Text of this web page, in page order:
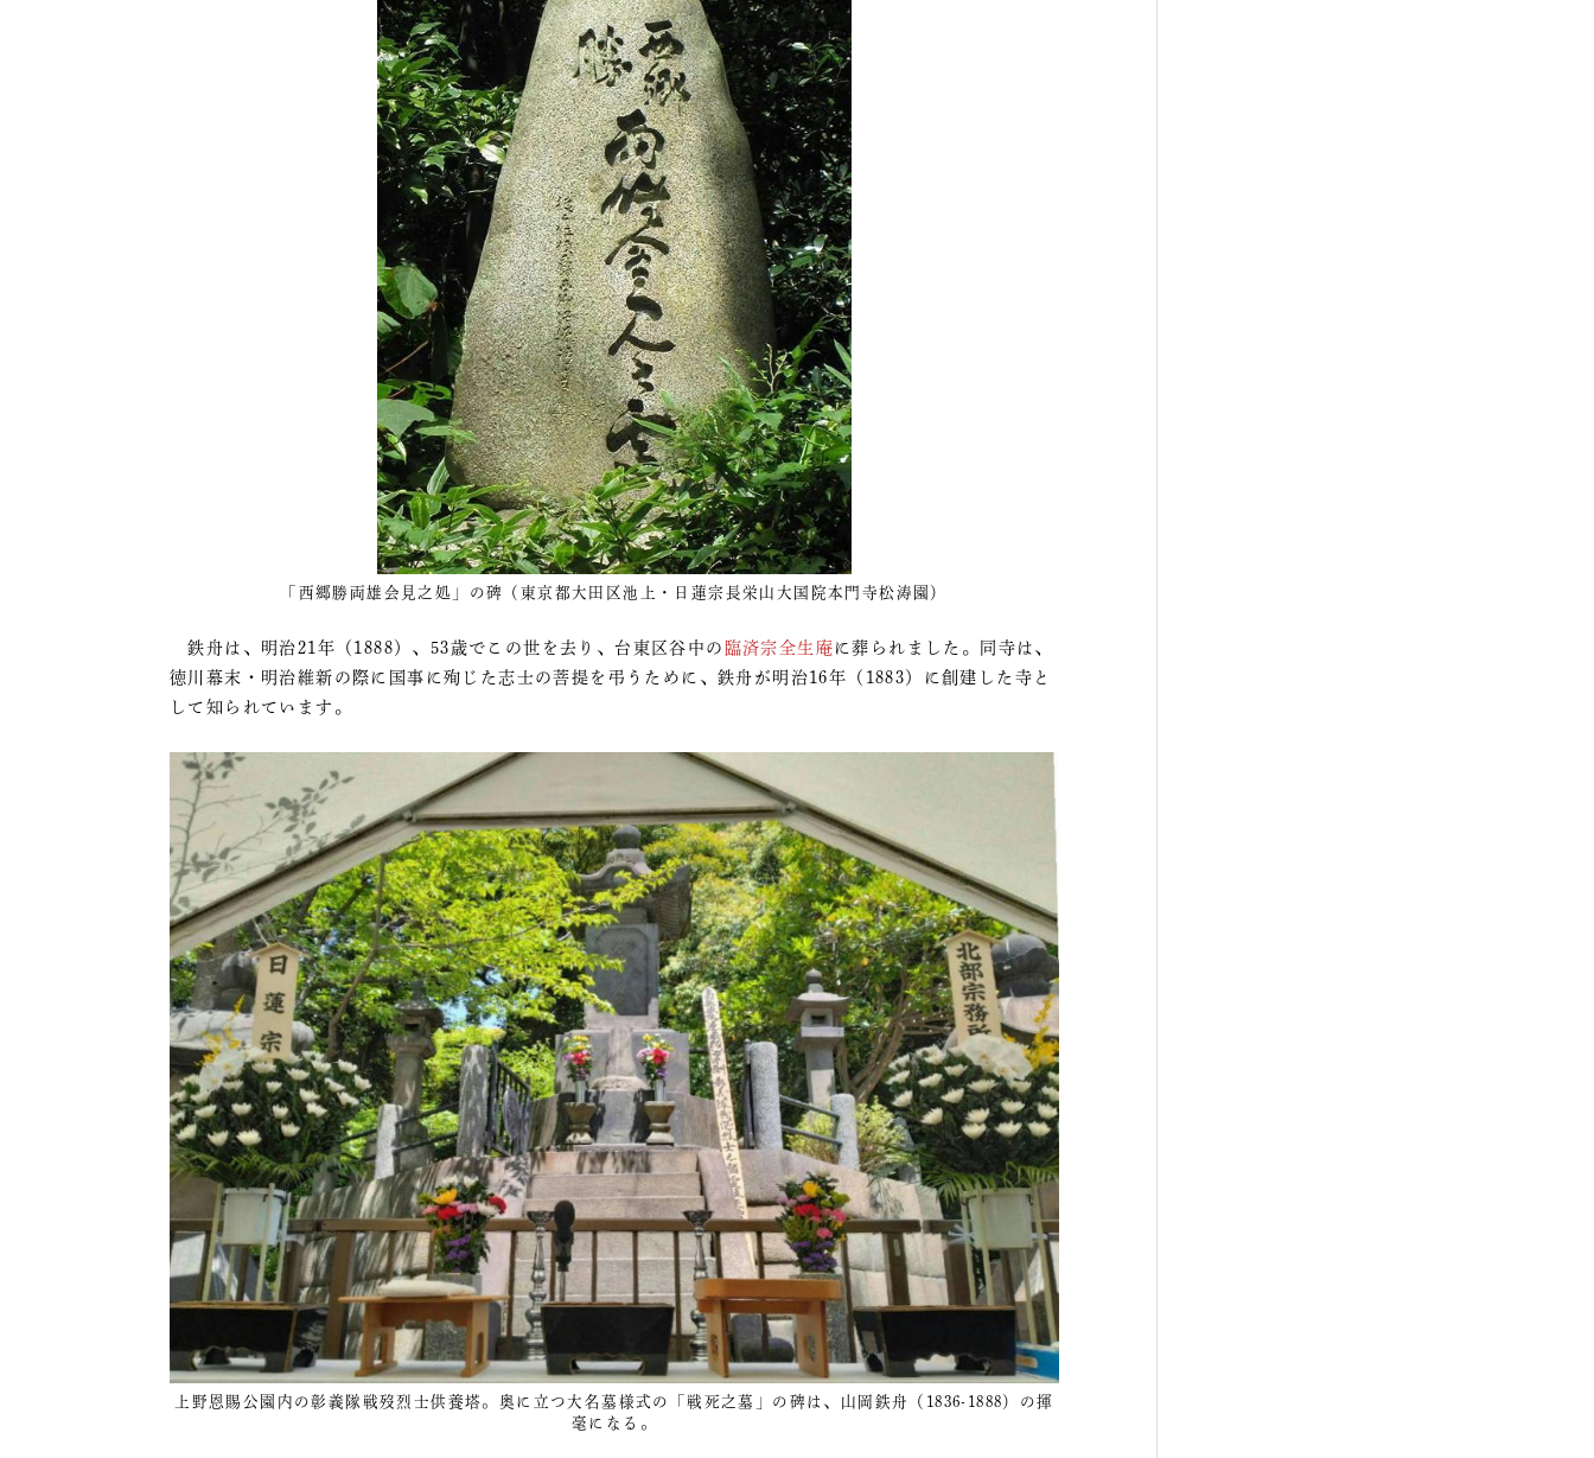
「西郷勝両雄会見之処」の碑（東京都大田区池上・日蓮宗長栄山大国院本門寺松涛園）
鉄舟は、明治21年（1888）、53歳でこの世を去り、台東区谷中の 臨済宗全生庵 に葬られました。同寺は、
徳川幕末・明治維新の際に国事に殉じた志士の菩提を弔うために、鉄舟が明治16年（1883）に創建した寺と
して知られています。
上野恩賜公園内の彰義隊戦歿烈士供養塔。奥に立つ大名墓様式の「戦死之墓」の碑は、山岡鉄舟（1836-1888）の揮
毫になる。